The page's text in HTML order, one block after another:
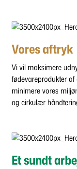
Vores aftryk
Vi vil maksimere
fødevareprodukter
minimere vores
og cirkulær
Et sundt